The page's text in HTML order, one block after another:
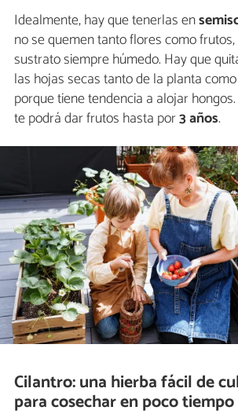
Idealmente, hay que tenerlas en
no se quemen tanto flores como
sustrato siempre húmedo. Hay que
las hojas secas tanto de la planta
porque tiene tendencia a alojar
te podrá dar frutos hasta por3 años.
Cilantro: una hierba fácil de
para cosechar en poco tiempo